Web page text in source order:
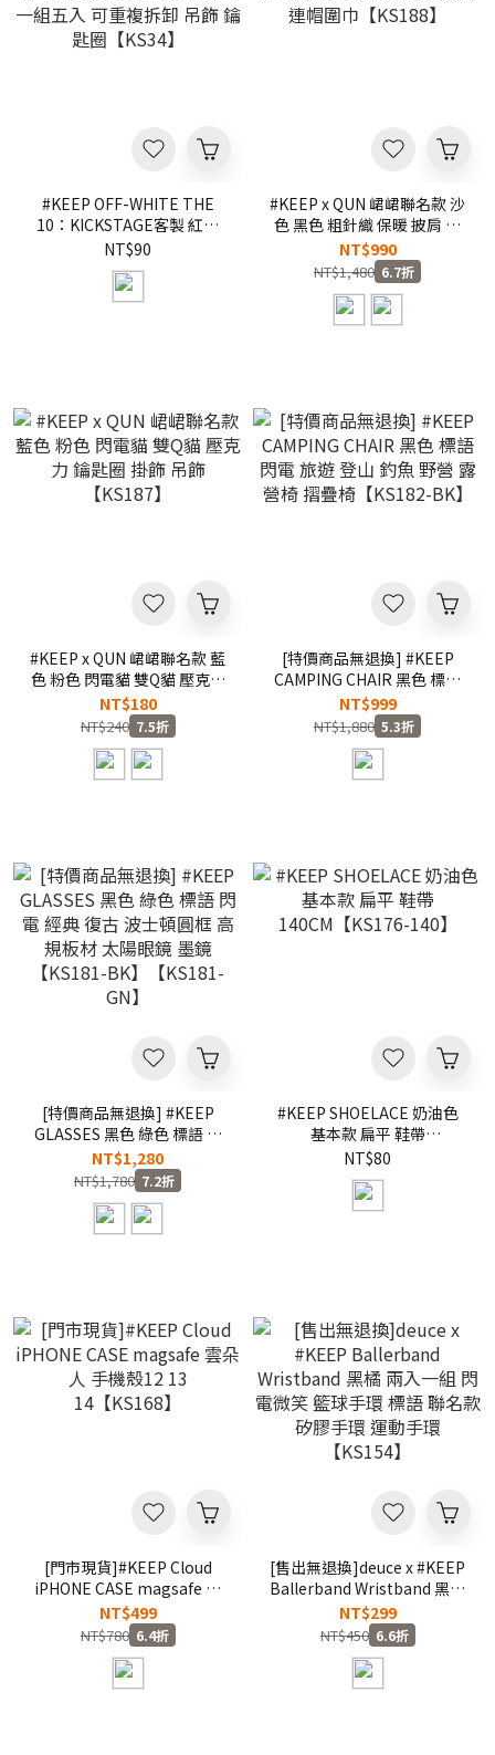
#KEEP OFF-WHITE THE
10：KICKSTAGE客製 紅束
帶 一組五入 可重複拆卸 吊飾
鑰匙圈【KS34】
NT$90
#KEEP x QUN 峮峮聯名款 沙
色 黑色 粗針織 保暖 披肩 連
帽圍巾【KS188】
NT$990
NT$1,480 6.7折
#KEEP x QUN 峮峮聯名款 藍
色 粉色 閃電貓 雙Q貓 壓克力
鑰匙圈 掛飾 吊飾【KS187】
NT$180
NT$240 7.5折
[特價商品無退換] #KEEP
CAMPING CHAIR 黑色 標語
閃電 旅遊 登山 釣魚 野營 露
營椅 摺疊椅【KS182-BK】
NT$999
NT$1,880 5.3折
[特價商品無退換] #KEEP
GLASSES 黑色 綠色 標語 閃
電 經典 復古 波士頓圓框 高
規板材 太陽眼鏡 墨鏡
【KS181-BK】【KS181-
GN】
NT$1,280
NT$1,780 7.2折
#KEEP SHOELACE 奶油色
基本款 扁平 鞋帶
140CM【KS176-140】
NT$80
[門市現貨]#KEEP Cloud
iPHONE CASE magsafe 雲
朵人 手機殼12 13
14【KS168】
NT$499
NT$780 6.4折
[售出無退換]deuce x #KEEP
Ballerband Wristband 黑橘
兩入一組 閃電微笑 籃球手環
標語 聯名款 矽膠手環 運動手
環 【KS154】
NT$299
NT$450 6.6折